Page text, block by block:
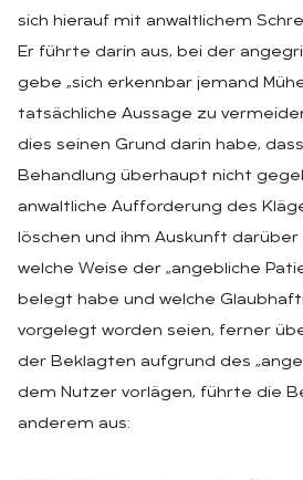
sich hierauf mit anwaltlichem
Er führte darin aus, bei der
gebe „sich erkennbar jemand
tatsächliche Aussage zu
dies seinen Grund darin habe,
Behandlung überhaupt nicht
anwaltliche Aufforderung des
löschen und ihm Auskunft
welche Weise der „angebliche
belegt habe und welche
vorgelegt worden seien, ferner
der Beklagten aufgrund des
dem Nutzer vorlägen, führte die
anderem aus: